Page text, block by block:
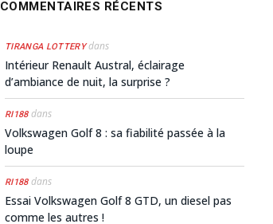
COMMENTAIRES RÉCENTS
TIRANGA LOTTERYdans
Intérieur Renault Austral, éclairage
d’ambiance de nuit, la surprise ?
RI188dans
Volkswagen Golf 8 : sa fiabilité passée à la
loupe
RI188dans
Essai Volkswagen Golf 8 GTD, un diesel pas
comme les autres !